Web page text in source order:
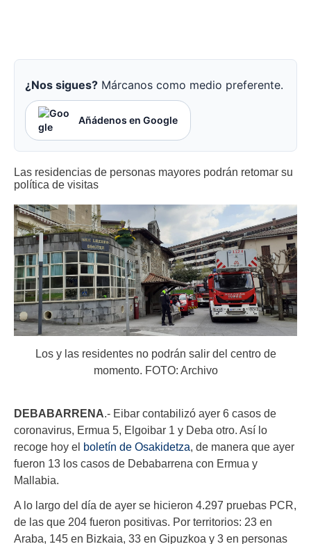
¿Nos sigues? Márcanos como medio preferente.
Añádenos en Google
Las residencias de personas mayores podrán retomar su
política de visitas
Los y las residentes no podrán salir del centro de
momento. FOTO: Archivo
DEBABARRENA.- Eibar contabilizó ayer 6 casos de
coronavirus, Ermua 5, Elgoibar 1 y Deba otro. Así lo
recoge hoy el boletín de Osakidetza, de manera que ayer
fueron 13 los casos de Debabarrena con Ermua y
Mallabia.
A lo largo del día de ayer se hicieron 4.297 pruebas PCR,
de las que 204 fueron positivas. Por territorios: 23 en
Araba, 145 en Bizkaia, 33 en Gipuzkoa y 3 en personas